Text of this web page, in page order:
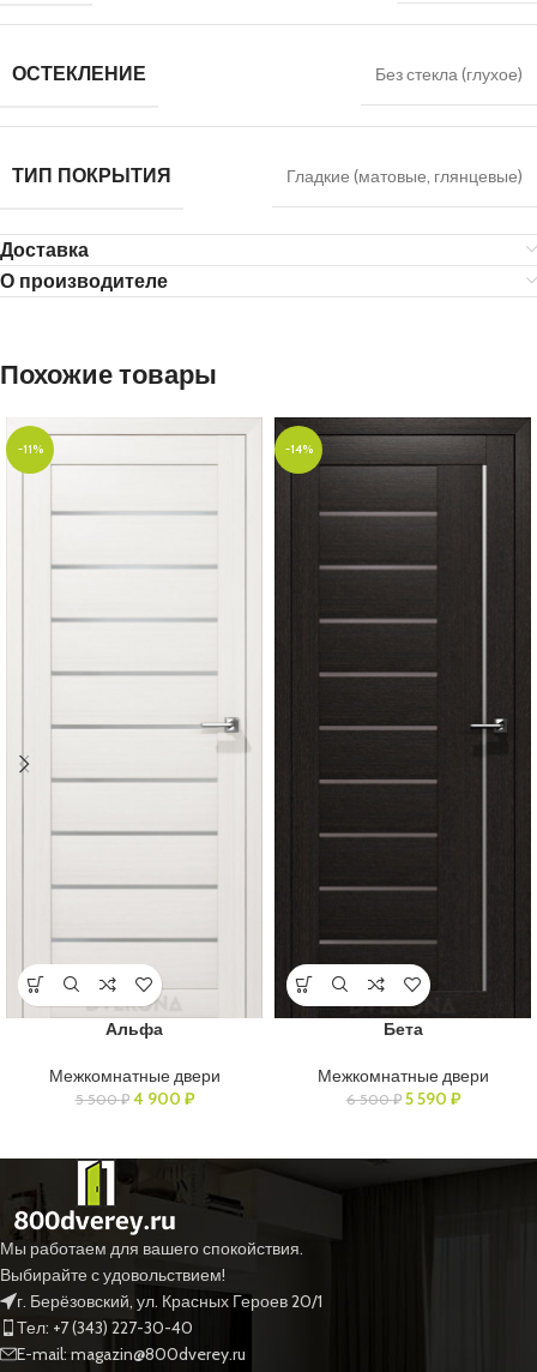
ОСТЕКЛЕНИЕ Без стекла (глухое)
ТИП ПОКРЫТИЯ Гладкие (матовые, глянцевые)
Доставка
О производителе
Похожие товары
-11%
Альфа
Межкомнатные двери
5 500₽ 4 900 ₽
-14%
Бета
Межкомнатные двери
6 500₽ 5 590 ₽
Мы работаем для вашего спокойствия.
Выбирайте с удовольствием!
г. Берёзовский, ул. Красных Героев 20/1
Тел: +7 (343) 227-30-40
E-mail: magazin@800dverey.ru